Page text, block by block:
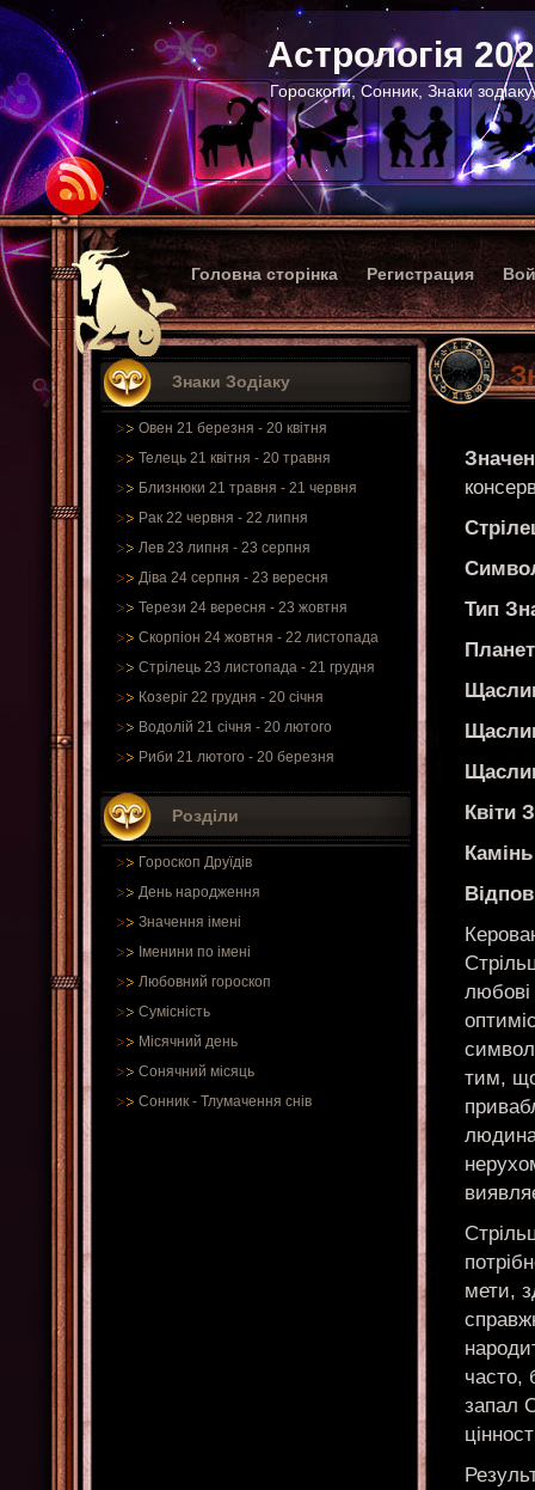
Астрологія
Гороскопи, Сонник, Знаки
Головна сторінка Регистрация
Знаки Зодіаку
Овен 21 березня - 20 квітня
Телець 21 квітня - 20 травня
Близнюки 21 травня - 21 червня
Рак 22 червня - 22 липня
Лев 23 липня - 23 серпня
Діва 24 серпня - 23 вересня
Терези 24 вересня - 23 жовтня
Скорпіон 24 жовтня - 22 листопада
Стрілець 23 листопада - 21 грудня
Козеріг 22 грудня - 20 січня
Водолій 21 січня - 20 лютого
Риби 21 лютого - 20 березня
Розділи
Гороскоп Друїдів
День народження
Значення імені
Іменини по імені
Любовний гороскоп
Сумісність
Місячний день
Сонячний місяць
Сонник - Тлумачення снів
Тип
Квіти
любові
тим,
мети,
часто,
запал